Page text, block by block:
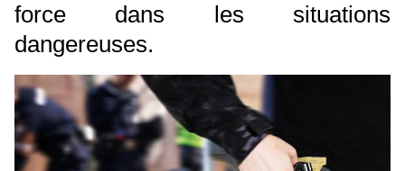
force dans les situations
dangereuses.